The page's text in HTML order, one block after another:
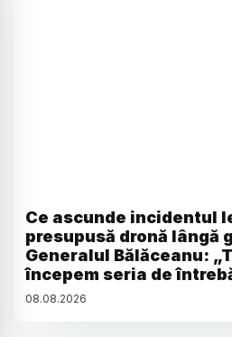
Ce ascunde incidentul
presupusă dronă lângă
Generalul Bălăceanu:
începem seria de
08.08.2026